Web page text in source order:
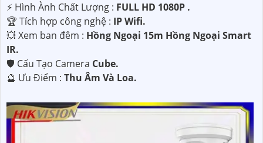
️⚡ Hình Ành Chất Lượng : FULL HD 1080P .
🏆 Tích hợp công nghệ : IP Wifi.
💥 Xem ban đêm : Hồng Ngoại 15m Hồng Ngoại Smart
IR.
🛡 Cấu Tạo Camera Cube.
️🔮 Ưu Điểm : Thu Âm Và Loa.